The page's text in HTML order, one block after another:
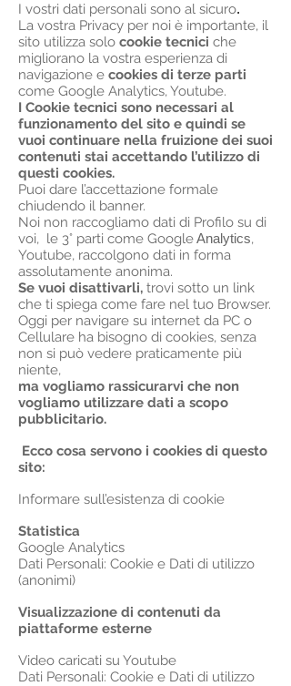
I vostri dati personali sono al sicuro.
La vostra Privacy per noi è importante, il
sito utilizza solo cookie tecnici che
migliorano la vostra esperienza di
navigazione e cookies di terze parti
come Google Analytics, Youtube.
I Cookie tecnici sono necessari al
funzionamento del sito e quindi se
vuoi continuare nella fruizione dei suoi
contenuti stai accettando l’utilizzo di
questi cookies.
Puoi dare l’accettazione formale
chiudendo il banner.
Noi non raccogliamo dati di Profilo su di
voi, le 3° parti come GoogleAnalytics,
Youtube, raccolgono dati in forma
assolutamente anonima.
Se vuoi disattivarli, trovi sotto un link
che ti spiega come fare nel tuo Browser.
Oggi per navigare su internet da PC o
Cellulare ha bisogno di cookies, senza
non si può vedere praticamente più
niente,
ma vogliamo rassicurarvi che non
vogliamo utilizzare dati a scopo
pubblicitario.
Ecco cosa servono i cookies di questo
sito:
Informare sull’esistenza di cookie
Statistica
Google Analytics
Dati Personali: Cookie e Dati di utilizzo
(anonimi)
Visualizzazione di contenuti da
piattaforme esterne
Video caricati su Youtube
Dati Personali: Cookie e Dati di utilizzo